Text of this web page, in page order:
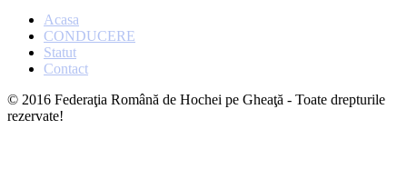
Acasa
CONDUCERE
Statut
Contact
© 2016 Federaţia Română de Hochei pe Gheaţă - Toate drepturile
rezervate!